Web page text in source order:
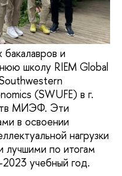
и
школу RIEM Global
(SWUFE) в г.
МИЭФ. Эти
в освоении
нагрузки
лучшими по итогам
2023 учебный год.